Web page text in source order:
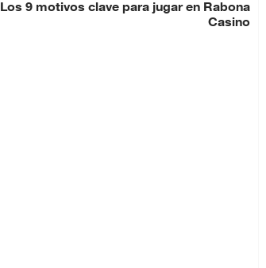
Los 9 motivos clave para jugar en Rabona
Casino